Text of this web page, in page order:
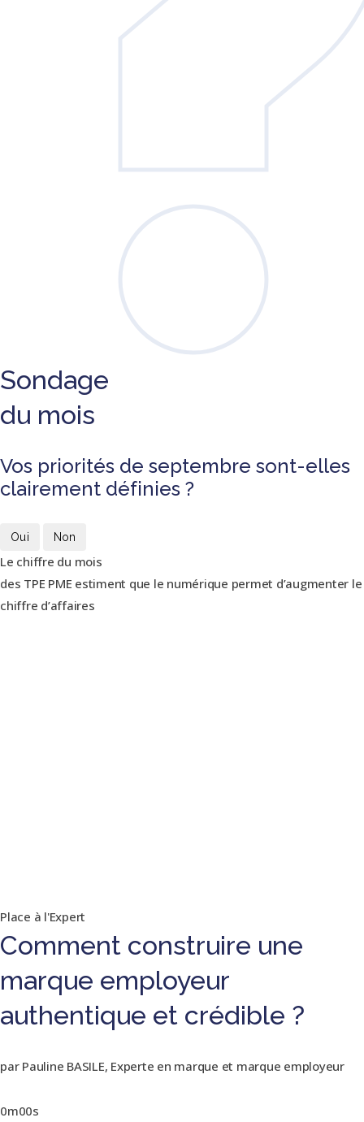
Sondage
du mois
Vos priorités de septembre sont-elles
clairement définies ?
Oui Non
Le chiffre du mois
des TPE PME estiment que le numérique permet d’augmenter le
chiffre d’affaires
Place à l'Expert
Comment construire une
marque employeur
authentique et crédible ?
par Pauline BASILE, Experte en marque et marque employeur
0m00s